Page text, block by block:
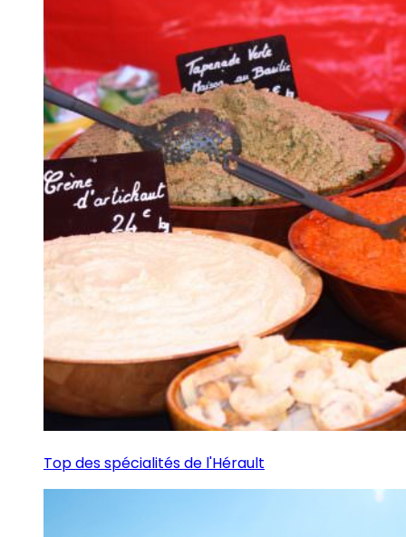
Top des spécialités de l'Hérault